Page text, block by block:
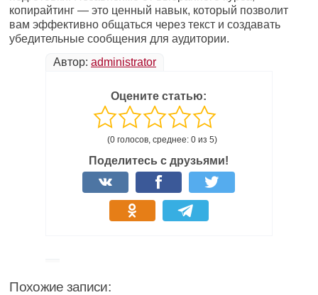
копирайтинг — это ценный навык, который позволит
вам эффективно общаться через текст и создавать
убедительные сообщения для аудитории.
Автор: administrator
Оцените статью:
(0 голосов, среднее: 0 из 5)
Поделитесь с друзьями!
Похожие записи: